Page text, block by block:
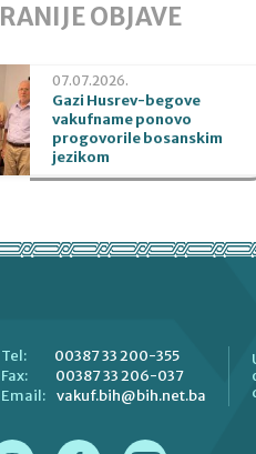
RANIJE OBJAVE
07.07.2026.
Gazi Husrev-begove
vakufname ponovo
progovorile bosanskim
jezikom
Tel:
00387 33 200-355
Fax:
00387 33 206-037
Email:
vakuf.bih@bih.net.ba